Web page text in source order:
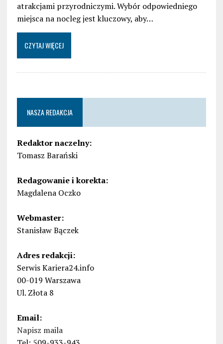
atrakcjami przyrodniczymi. Wybór odpowiedniego
miejsca na nocleg jest kluczowy, aby…
CZYTAJ WIĘCEJ
NASZA REDAKCJA
Redaktor naczelny:
Tomasz Barański
Redagowanie i korekta:
Magdalena Oczko
Webmaster:
Stanisław Bączek
Adres redakcji:
Serwis Kariera24.info
00-019 Warszawa
Ul. Złota 8
Email:
Napisz maila